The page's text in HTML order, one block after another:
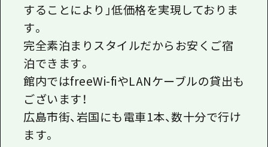
メディア掲載情報
フォトダウンロード
関連リンク
することにより」低価格を実現しておりま
す。
完全素泊まりスタイルだからお安くご宿
泊できます。
館内ではfreeWi-fiやLANケーブルの貸出も
ございます！
広島市街、岩国にも電車1本、数十分で行け
ます。